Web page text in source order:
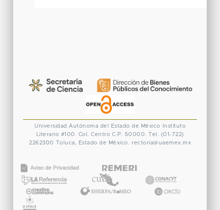
Universidad Autónoma del Estado de México
Instituto
Literario #100. Col. Centro C.P. 50000. Tel. (01-722)
2262300 Toluca, Estado de México. rectoria@uaemex.mx